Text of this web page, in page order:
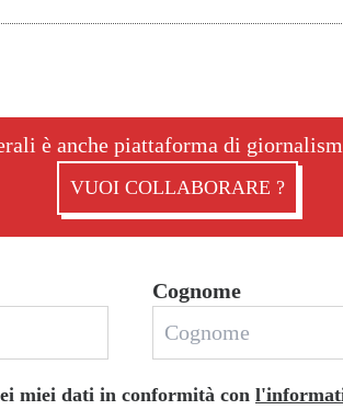
è anche piattaforma di
VUOI COLLABORARE ?
Cognome
miei dati in conformità con